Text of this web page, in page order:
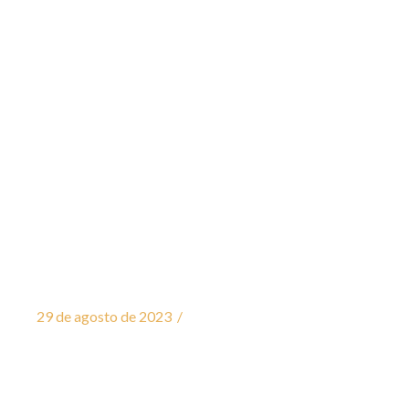
29 de agosto de 2023